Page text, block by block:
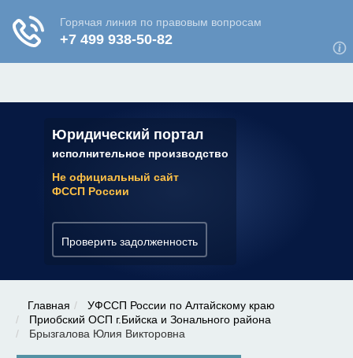
Юридический портал
исполнительное производство
Не официальный сайт
ФССП России
Проверить задолженность
✆ 7 (800) 350-22-64
Главная
УФССП России по Алтайскому краю
Приобский ОСП г.Бийска и Зонального района
Брызгалова Юлия Викторовна